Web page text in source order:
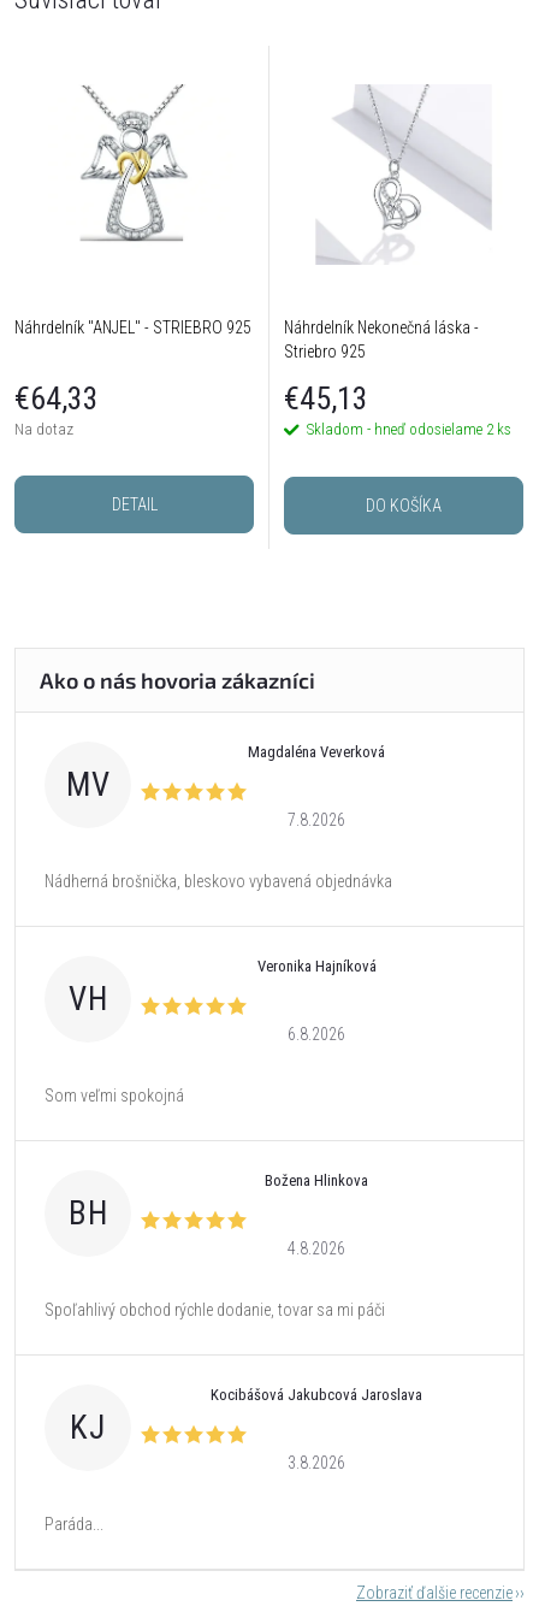
Náhrdelník "ANJEL" - STRIEBRO 925
€64,33
Na dotaz
DETAIL
Náhrdelník Nekonečná láska -
Striebro 925
€45,13
Skladom - hneď odosielame 2 ks
DO KOŠÍKA
MV
Magdaléna Veverková
7.8.2026
Nádherná brošnička, bleskovo vybavená objednávka
VH
Veronika Hajníková
6.8.2026
Som veľmi spokojná
BH
Božena Hlinkova
4.8.2026
Spoľahlivý obchod rýchle dodanie, tovar sa mi páči
KJ
Kocibášová Jakubcová Jaroslava
3.8.2026
Paráda...
Zobraziť ďalšie recenzie